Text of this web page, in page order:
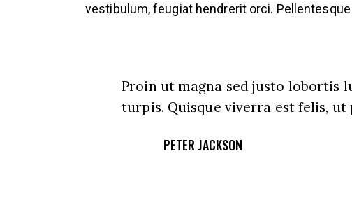
vestibulum, feugiat hendrerit orci.
Proin ut magna sed justo lobortis
turpis. Quisque viverra est felis, ut
PETER JACKSON